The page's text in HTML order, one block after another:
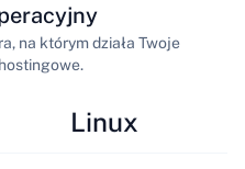
na którym działa Twoje
Linux